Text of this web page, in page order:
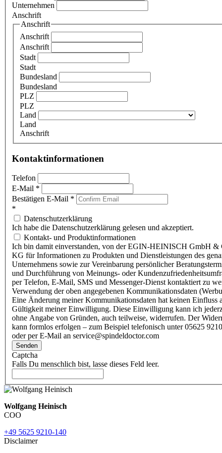
Unternehmen
Anschrift
Anschrift
Anschrift
Anschrift
Stadt
Stadt
Bundesland
Bundesland
PLZ
PLZ
Land
Land
Anschrift
Kontaktinformationen
Telefon
E-Mail *
Bestätigen E-Mail *
*
Datenschutzerklärung
Ich habe die Datenschutzerklärung gelesen und akzeptiert.
Kontakt- und Produktinformationen
Ich bin damit einverstanden, von der EGIN-HEINISCH GmbH &
KG für Informationen zu Produkten und Dienstleistungen des
Unternehmens sowie zur Vereinbarung persönlicher
und Durchführung von Meinungs- oder
per Telefon, E-Mail, SMS und Messenger-Dienst kontaktiert zu
Verwendung der oben angegebenen Kommunikationsdaten
Eine Änderung meiner Kommunikationsdaten hat keinen Einfluss
Gültigkeit meiner Einwilligung. Diese Einwilligung kann ich
ohne Angabe von Gründen, auch teilweise, widerrufen. Der
kann formlos erfolgen – zum Beispiel telefonisch unter 05625
oder per E-Mail an service@spindeldoctor.com
Senden
Captcha
Falls Du menschlich bist, lasse dieses Feld leer.
Wolfgang Heinisch
COO
+49 5625 9210-140
Disclaimer